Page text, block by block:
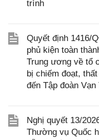
trình
Quyết định 1416/
phủ kiện toàn
Trung ương về tổ
bị chiếm đoạt,
đến Tập đoàn Vạn
Nghị quyết 13/
Thường vụ Quốc